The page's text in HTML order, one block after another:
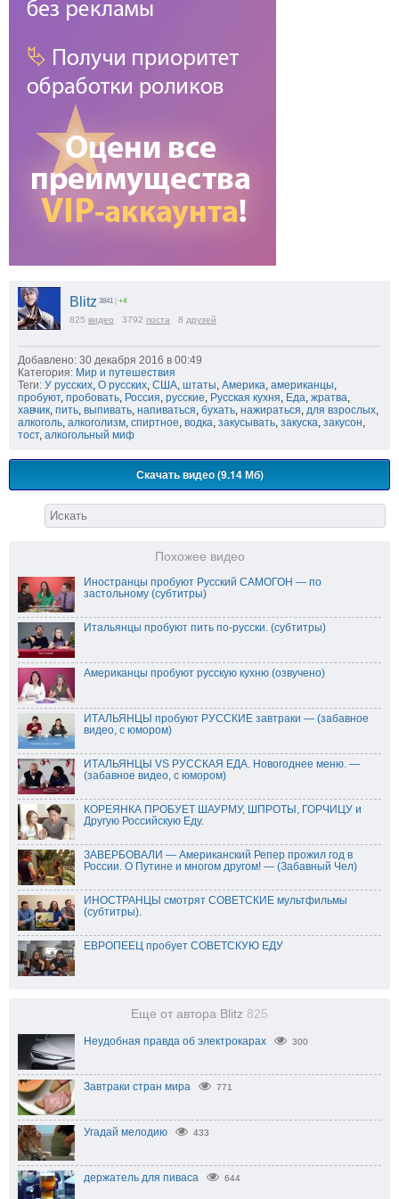
Blitz 3841 +4
825 видео 3792 поста 8 друзей
Добавлено: 30 декабря 2016 в 00:49
Категория: Мир и путешествия
Теги: У русских, О русских, США, штаты, Америка, американцы,
пробуют, пробовать, Россия, русские, Русская кухня, Еда, жратва,
хавчик, пить, выпивать, напиваться, бухать, нажираться, для взрослых,
алкоголь, алкоголизм, спиртное, водка, закусывать, закуска, закусон,
тост, алкогольный миф
Скачать видео (9.14 Мб)
Похожее видео
Иностранцы пробуют Русский САМОГОН — по
застольному (субтитры)
Итальянцы пробуют пить по-русски. (субтитры)
Американцы пробуют русскую кухню (озвучено)
ИТАЛЬЯНЦЫ пробуют РУССКИЕ завтраки — (забавное
видео, с юмором)
ИТАЛЬЯНЦЫ VS РУССКАЯ ЕДА. Новогоднее меню. —
(забавное видео, с юмором)
КОРЕЯНКА ПРОБУЕТ ШАУРМУ, ШПРОТЫ, ГОРЧИЦУ и
Другую Российскую Еду.
ЗАВЕРБОВАЛИ — Американский Репер прожил год в
России. О Путине и многом другом! — (Забавный Чел)
ИНОСТРАНЦЫ смотрят СОВЕТСКИЕ мультфильмы
(субтитры).
ЕВРОПЕЕЦ пробует СОВЕТСКУЮ ЕДУ
Еще от автора Blitz 825
Неудобная правда об электрокарах 300
Завтраки стран мира 771
Угадай мелодию 433
держатель для пиваса 644